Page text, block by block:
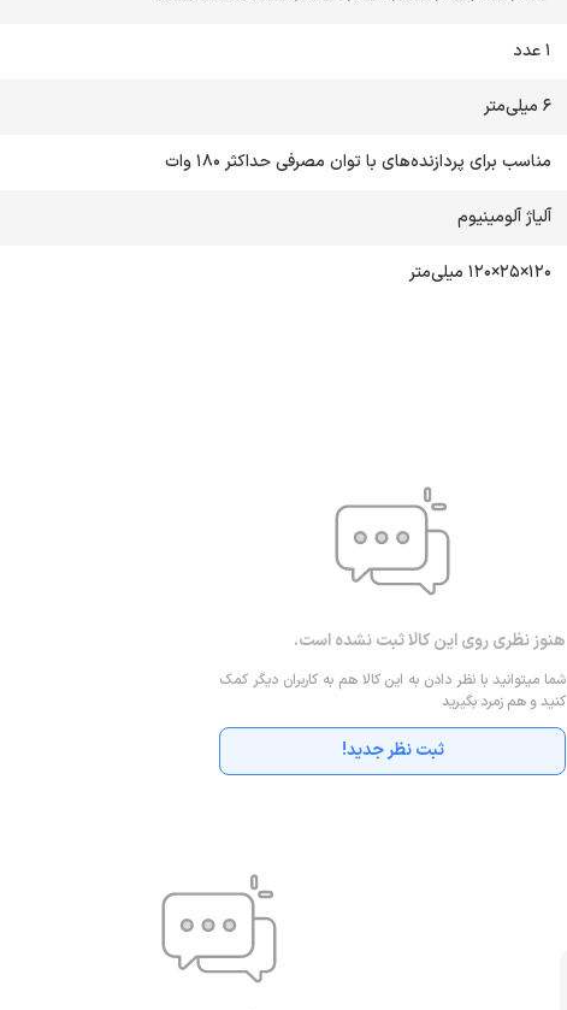
1 عدد
6 میلی‌متر
مناسب برای پردازنده‌های با توان مصرفی حداکثر 180 وات
آلیاژ آلومینیوم
120×25×120 میلی‌متر
هنوز نظری روی این کالا ثبت نشده است.
شما میتوانید با نظر دادن به این کالا هم به کاربران دیگر کمک
کنید و هم زمرد بگیرید
ثبت نظر جدید!